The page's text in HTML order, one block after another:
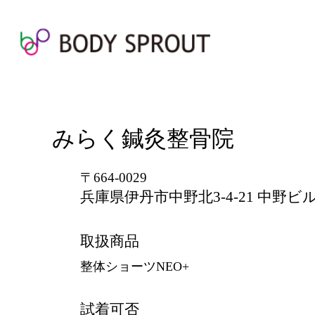
みらく鍼灸整骨院
〒664-0029
兵庫県伊丹市中野北3-4-21 中野ビ
取扱商品
整体ショーツNEO+
試着可否